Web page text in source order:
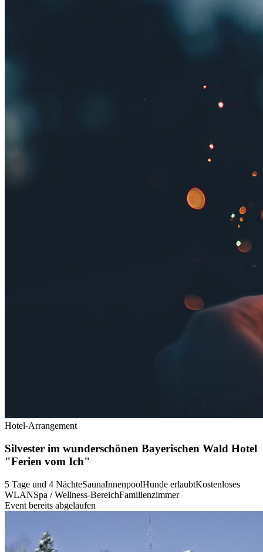
Hotel-Arrangement
Silvester im wunderschönen Bayerischen Wald Hotel
"Ferien vom Ich"
5 Tage und 4 NächteSaunaInnenpoolHunde erlaubtKostenloses
WLANSpa / Wellness-BereichFamilienzimmer
Event bereits abgelaufen